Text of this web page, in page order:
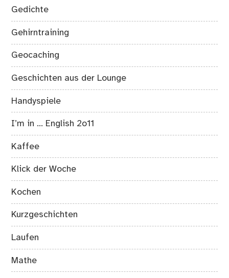
Gedichte
Gehirntraining
Geocaching
Geschichten aus der Lounge
Handyspiele
I’m in … English 2o11
Kaffee
Klick der Woche
Kochen
Kurzgeschichten
Laufen
Mathe